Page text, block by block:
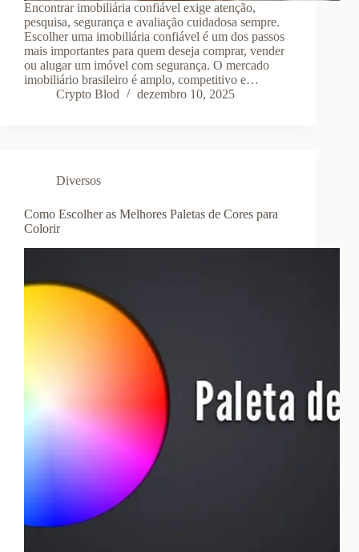
Encontrar imobiliária confiável exige atenção,
pesquisa, segurança e avaliação cuidadosa sempre.
Escolher uma imobiliária confiável é um dos passos
mais importantes para quem deseja comprar, vender
ou alugar um imóvel com segurança. O mercado
imobiliário brasileiro é amplo, competitivo e…
Crypto Blod
dezembro 10, 2025
Diversos
Como Escolher as Melhores Paletas de Cores para
Colorir